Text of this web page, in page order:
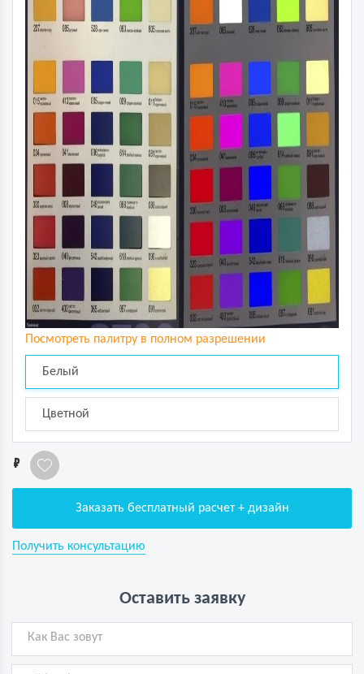
Посмотреть палитру в полном разрешении
Белый
Цветной
1
Заказать бесплатный расчет + дизайн
Получить консультацию
Оставить заявку